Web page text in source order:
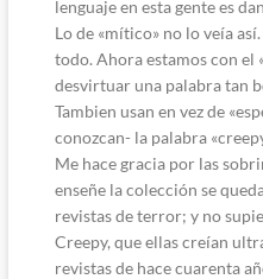
lenguaje en esta gente es
Lo de «mítico» no lo veía
todo. Ahora estamos con el
desvirtuar una palabra tan
Tambien usan en vez de
conozcan- la palabra
Me hace gracia por las
enseñe la colección se
revistas de terror; y no
Creepy, que ellas creían
revistas de hace cuarenta